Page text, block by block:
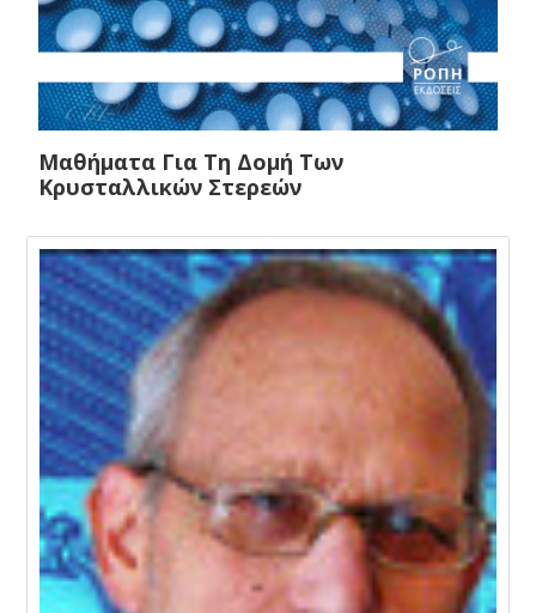
Μαθήματα Για Τη Δομή Των
Κρυσταλλικών Στερεών